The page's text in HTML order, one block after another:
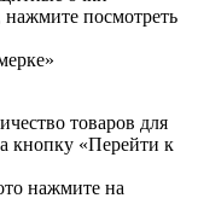
посмотреть
товаров для
кнопку «Перейти к
нажмите на